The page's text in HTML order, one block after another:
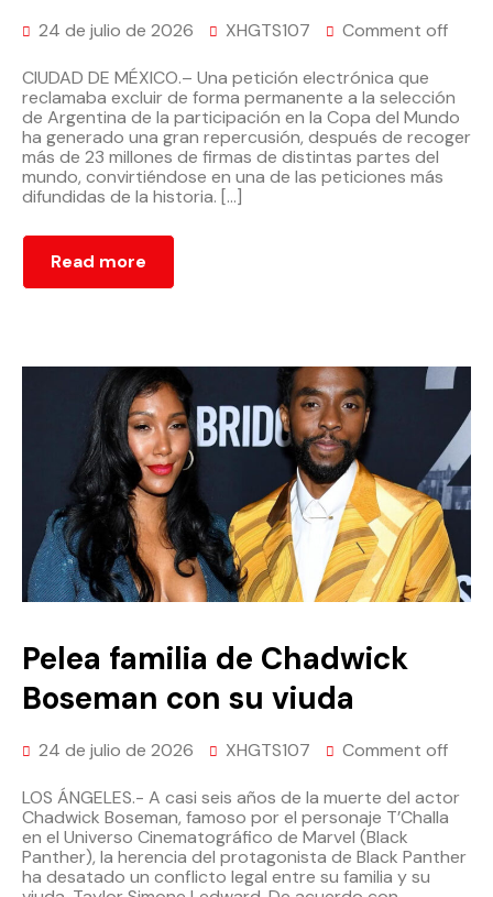
24 de julio de 2026 XHGTS107 Comment off
CIUDAD DE MÉXICO.– Una petición electrónica que
reclamaba excluir de forma permanente a la selección
de Argentina de la participación en la Copa del Mundo
ha generado una gran repercusión, después de recoger
más de 23 millones de firmas de distintas partes del
mundo, convirtiéndose en una de las peticiones más
difundidas de la historia. […]
Read more
Pelea familia de Chadwick
Boseman con su viuda
24 de julio de 2026 XHGTS107 Comment off
LOS ÁNGELES.- A casi seis años de la muerte del actor
Chadwick Boseman, famoso por el personaje T’Challa
en el Universo Cinematográfico de Marvel (Black
Panther), la herencia del protagonista de Black Panther
ha desatado un conflicto legal entre su familia y su